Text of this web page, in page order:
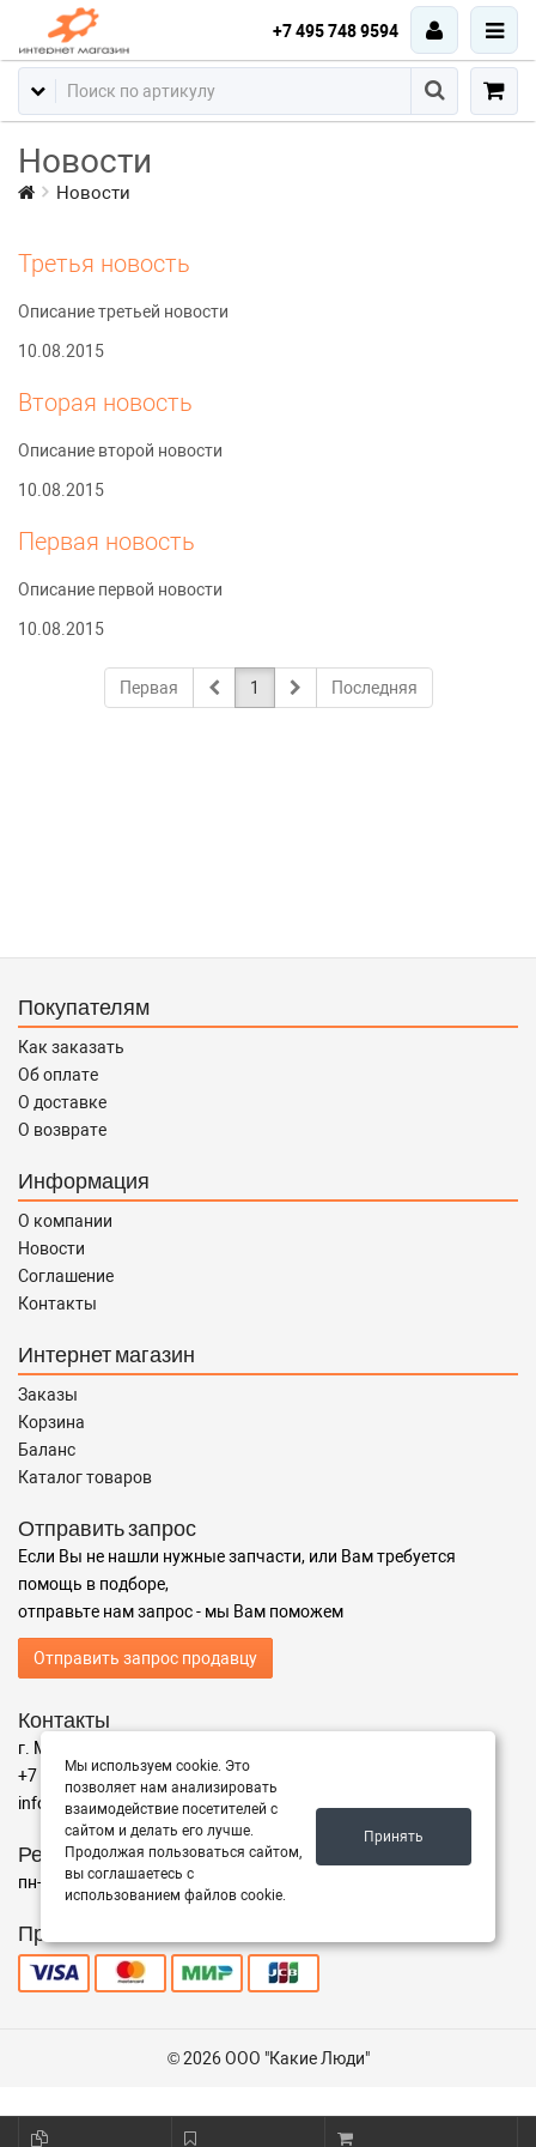
+7 495 748 9594
Новости
Новости
Третья новость
Описание третьей новости
10.08.2015
Вторая новость
Описание второй новости
10.08.2015
Первая новость
Описание первой новости
10.08.2015
Первая 1 Последняя
Покупателям
Как заказать
Об оплате
О доставке
О возврате
Информация
О компании
Новости
Соглашение
Контакты
Интернет магазин
Заказы
Корзина
Баланс
Каталог товаров
Отправить запрос
Если Вы не нашли нужные запчасти, или Вам требуется
помощь в подборе,
отправьте нам запрос - мы Вам поможем
Отправить запрос продавцу
Контакты
г. Москва ул. Осенний бульвар 16 к 2
+7 495 748 9594
info@volvo99.ru
Режим работы
пн-пт с 9:00 до 18:00, сб 9:00 до 16:00, вс - выходной
Принимаем к оплате
© 2026 ООО "Какие Люди"
Мы используем cookie. Это
позволяет нам анализировать
взаимодействие посетителей с
сайтом и делать его лучше.
Продолжая пользоваться сайтом,
вы соглашаетесь с
использованием файлов cookie.
Принять